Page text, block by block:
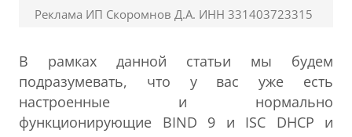
Реклама ИП Скоромнов Д.А. ИНН 331403723315
В рамках данной статьи мы будем
подразумевать, что у вас уже есть
настроенные и нормально
функционирующие BIND 9 и ISC DHCP и